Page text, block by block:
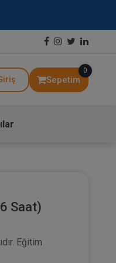
Sepetim
0
Saat)
Eğitim